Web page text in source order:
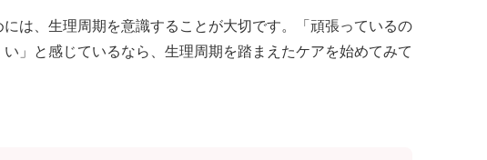
は、生理周期を意識することが大切です。「頑張っているの
」と感じているなら、生理周期を踏まえたケアを始めてみて